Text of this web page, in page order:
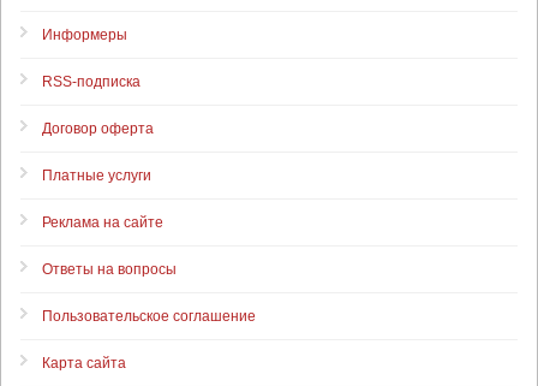
Информеры
RSS-подписка
Договор оферта
Платные услуги
Реклама на сайте
Ответы на вопросы
Пользовательское соглашение
Карта сайта